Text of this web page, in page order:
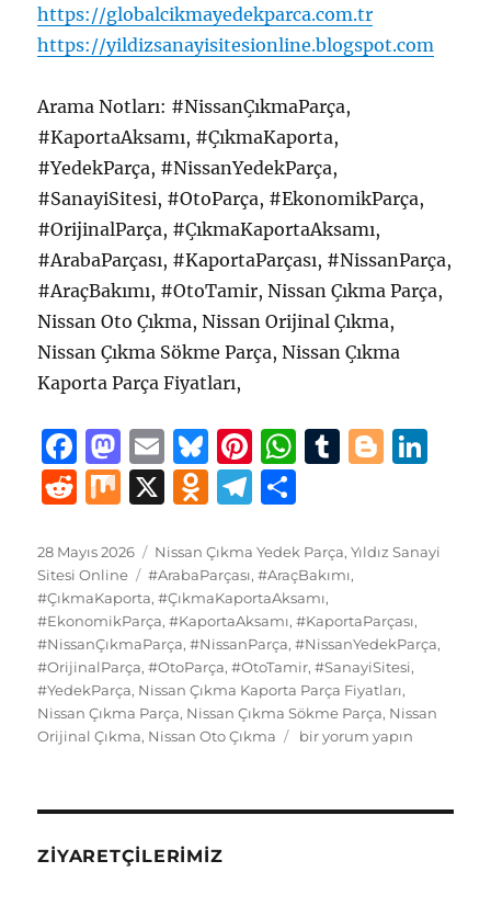
https://globalcikmayedekparca.com.tr
https://yildizsanayisitesionline.blogspot.com
Arama Notları: #NissanÇıkmaParça,
#KaportaAksamı, #ÇıkmaKaporta,
#YedekParça, #NissanYedekParça,
#SanayiSitesi, #OtoParça, #EkonomikParça,
#OrijinalParça, #ÇıkmaKaportaAksamı,
#ArabaParçası, #KaportaParçası, #NissanParça,
#AraçBakımı, #OtoTamir, Nissan Çıkma Parça,
Nissan Oto Çıkma, Nissan Orijinal Çıkma,
Nissan Çıkma Sökme Parça, Nissan Çıkma
Kaporta Parça Fiyatları,
F
a
c
e
b
o
o
k
M
a
st
o
d
o
n
E
m
ai
l
B
lu
e
s
k
y
Pi
n
te
re
st
W
s
A
p
p
T
bl
r
B
g e
n
R
d
di
t
M X
O
n
o
kl
a
ss
ni
T
e
g
r
a
m
a
re
Yayın
tarihi
28 Mayıs 2026 Kategoriler
Nissan Çıkma Yedek Parça,Yıldız Sanayi
Sitesi Online
Etiketler
#ArabaParçası,#AraçBakımı,
#ÇıkmaKaporta,#ÇıkmaKaportaAksamı,
#EkonomikParça,#KaportaAksamı,#KaportaParçası,
#NissanÇıkmaParça,#NissanParça,#NissanYedekParça,
#OrijinalParça,#OtoParça,#OtoTamir,#SanayiSitesi,
#YedekParça, Nissan Çıkma Kaporta Parça Fiyatları,
Nissan Çıkma Parça, Nissan Çıkma Sökme Parça, Nissan
Orijinal Çıkma, Nissan Oto Çıkma
Nissan
bir yorum yapın
ZIYARETÇILERIMIZ